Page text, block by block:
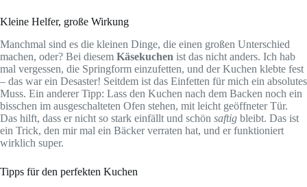
Kleine Helfer, große Wirkung
Manchmal sind es die kleinen Dinge, die einen großen Unterschied
machen, oder? Bei diesem Käsekuchen ist das nicht anders. Ich hab
mal vergessen, die Springform einzufetten, und der Kuchen klebte fest
– das war ein Desaster! Seitdem ist das Einfetten für mich ein absolutes
Muss. Ein anderer Tipp: Lass den Kuchen nach dem Backen noch ein
bisschen im ausgeschalteten Ofen stehen, mit leicht geöffneter Tür.
Das hilft, dass er nicht so stark einfällt und schön saftig bleibt. Das ist
ein Trick, den mir mal ein Bäcker verraten hat, und er funktioniert
wirklich super.
Tipps für den perfekten Kuchen